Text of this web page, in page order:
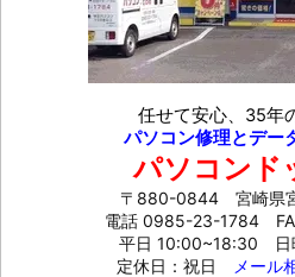
任せて安心、35年
パソコン修理とデー
パソコンド
〒880-0844 宮崎県
電話 0985-23-1784
平日 10:00~18:30 日
定休日：祝日
メール